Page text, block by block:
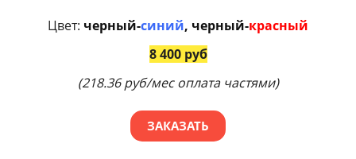
Цвет: черный-синий, черный-красный
8 400 руб
(218.36 руб/мес оплата частями)
ЗАКАЗАТЬ